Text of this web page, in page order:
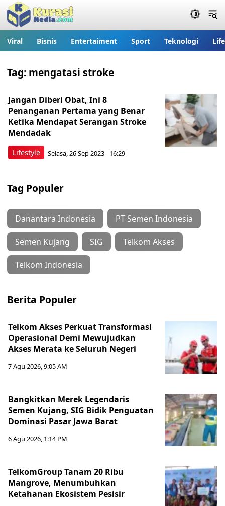
Viral Bisnis Entertaiment Sport Teknologi
Tag: mengatasi stroke
Lifestyle
Jangan Diberi Obat, Ini 8
Penanganan Pertama yang Benar
Ketika Mendapat Serangan Stroke
Mendadak
Selasa, 26 Sep 2023 - 16:29
Tag Populer
Danantara Indonesia PT Semen Indonesia
Semen Kujang SIG Telkom Akses
Telkom Indonesia
Berita Populer
Telkom Akses Perkuat Transformasi
Operasional Demi Mewujudkan
Akses Merata ke Seluruh Negeri
7 Agu 2026, 9:05 AM
Bangkitkan Merek Legendaris
Semen Kujang, SIG Bidik Penguatan
Dominasi Pasar Jawa Barat
6 Agu 2026, 1:14 PM
TelkomGroup Tanam 20 Ribu
Mangrove, Menumbuhkan
Ketahanan Ekosistem Pesisir